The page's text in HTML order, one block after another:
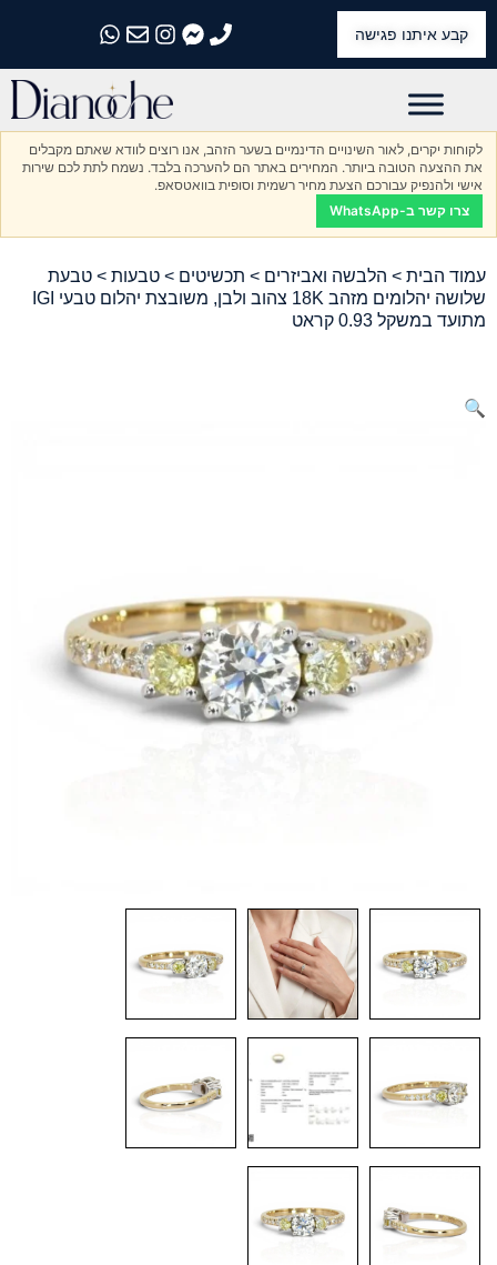
קבע איתנו פגישה
התקשרו אלינו
התקשרו אלינו
התקשרו אלינו
התקשרו אלינו
התקשרו אלינו
לקוחות יקרים, לאור השינויים הדינמיים בשער הזהב, אנו רוצים לוודא שאתם מקבלים
את ההצעה הטובה ביותר. המחירים באתר הם להערכה בלבד. נשמח לתת לכם שירות
אישי ולהנפיק עבורכם הצעת מחיר רשמית וסופית בוואטסאפ.
צרו קשר ב-WhatsApp
עמוד הבית > הלבשה ואביזרים > תכשיטים > טבעות > טבעת
שלושה יהלומים מזהב 18K צהוב ולבן, משובצת יהלום טבעי IGI
מתועד במשקל 0.93 קראט
🔍